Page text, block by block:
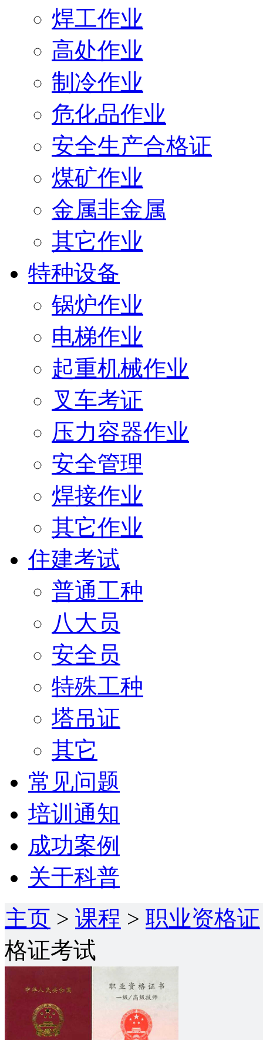
焊工作业
高处作业
制冷作业
危化品作业
安全生产合格证
煤矿作业
金属非金属
其它作业
特种设备
锅炉作业
电梯作业
起重机械作业
叉车考证
压力容器作业
安全管理
焊接作业
其它作业
住建考试
普通工种
八大员
安全员
特殊工种
塔吊证
其它
常见问题
培训通知
成功案例
关于科普
主页 > 课程 > 职业资格证
格证考试